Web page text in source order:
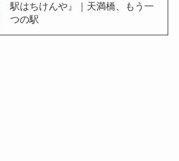
駅はちけんや』｜天満橋、もう一
つの駅